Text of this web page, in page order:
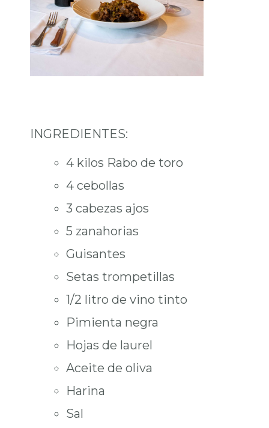
INGREDIENTES:
4 kilos Rabo de toro
4 cebollas
3 cabezas ajos
5 zanahorias
Guisantes
Setas trompetillas
1/2 litro de vino tinto
Pimienta negra
Hojas de laurel
Aceite de oliva
Harina
Sal